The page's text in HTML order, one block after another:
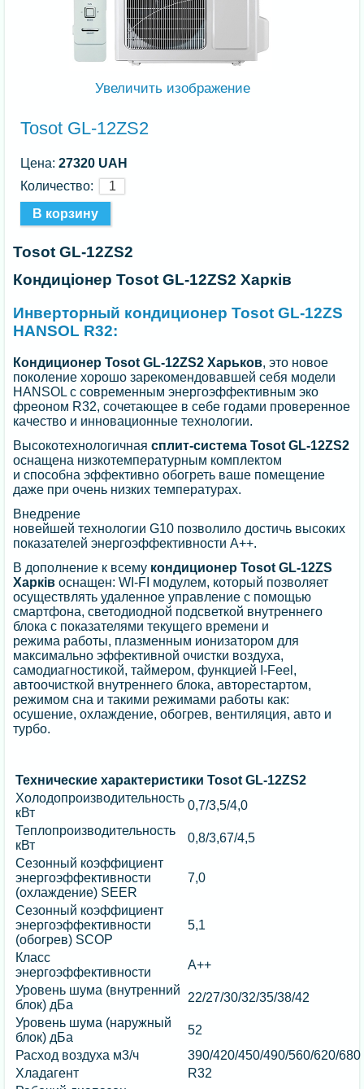
Увеличить изображение
Tosot GL-12ZS2
Цена:27320 UAH
Количество:
Tosot GL-12ZS2
Кондиціонер Tosot GL-12ZS2 Харків
Инверторный кондиционер Tosot GL-12ZS
HANSOL R32:
Кондиционер Tosot GL-12ZS2 Харьков, это новое
поколение хорошо зарекомендовавшей себя модели
HANSOL с современным энергоэффективным эко
фреоном R32, сочетающее в себе годами проверенное
качество и инновационные технологии.
Высокотехнологичнаясплит-система Tosot GL-12ZS2
оснащена низкотемпературным комплектом
и способна эффективно обогреть ваше помещение
даже при очень низких температурах.
Внедрение
новейшей технологии G10 позволило достичь высоких
показателей энергоэффективности A++.
В дополнение к всему кондиционер Tosot GL-12ZS
Харків оснащен: WI-FI модулем, который позволяет
осуществлять удаленное управление с помощью
смартфона, светодиодной подсветкой внутреннего
блока с показателями текущего времени и
режима работы, плазменным ионизатором для
максимально эффективной очистки воздуха,
самодиагностикой, таймером, функцией I-Feel,
автоочисткой внутреннего блока, авторестартом,
режимом сна и такими режимами работы как:
осушение, охлаждение, обогрев, вентиляция, авто и
турбо.
Технические характеристики Tosot GL-12ZS2
Холодопроизводительность
кВт
0,7/3,5/4,0
Теплопроизводительность
кВт
0,8/3,67/4,5
Сезонный коэффициент
энергоэффективности
(охлаждение) SEER
7,0
Сезонный коэффициент
энергоэффективности
(обогрев) SCOP
5,1
Класс
энергоэффективности
A++
Уровень шума (внутренний
блок) дБа
22/27/30/32/35/38/42
Уровень шума (наружный
блок) дБа
52
Расход воздуха м3/ч
390/420/450/490/560/620/680
Хладагент
R32